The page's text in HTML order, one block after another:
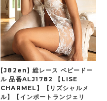
[J82en] 総レース ベビードー
ル 品番ALJ1782 【LISE
CHARMEL】【リズシャルメ
ル】【インポートランジェリ